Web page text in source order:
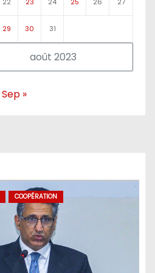
août 2023
22 23 24 25 26 27
29 30 31
Sep »
COOPÉRATION